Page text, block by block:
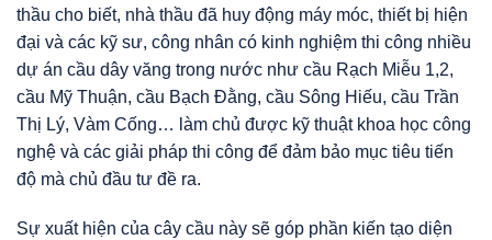
thầu cho biết, nhà thầu đã huy động máy móc, thiết bị hiện
đại và các kỹ sư, công nhân có kinh nghiệm thi công nhiều
dự án cầu dây văng trong nước như cầu Rạch Miễu 1,2,
cầu Mỹ Thuận, cầu Bạch Đằng, cầu Sông Hiếu, cầu Trần
Thị Lý, Vàm Cống… làm chủ được kỹ thuật khoa học công
nghệ và các giải pháp thi công để đảm bảo mục tiêu tiến
độ mà chủ đầu tư đề ra.
Sự xuất hiện của cây cầu này sẽ góp phần kiến tạo diện